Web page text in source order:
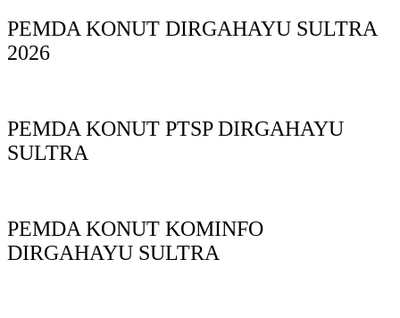
PEMDA KONUT DIRGAHAYU SULTRA
2026
PEMDA KONUT PTSP DIRGAHAYU
SULTRA
PEMDA KONUT KOMINFO
DIRGAHAYU SULTRA